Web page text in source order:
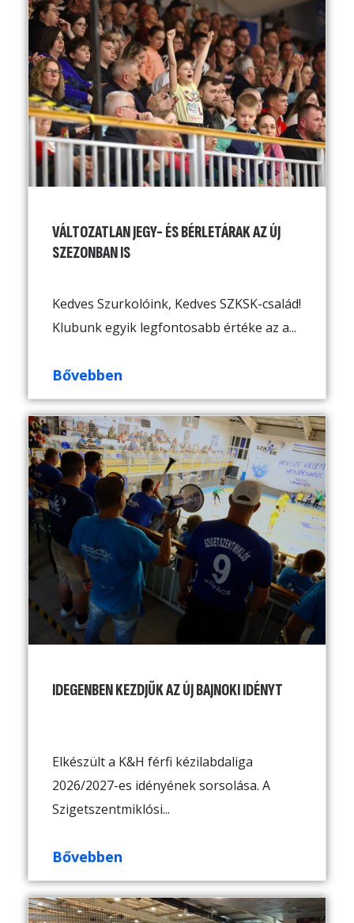
VÁLTOZATLAN JEGY- ÉS BÉRLETÁRAK AZ ÚJ
SZEZONBAN IS
Kedves Szurkolóink, Kedves SZKSK-család!
Klubunk egyik legfontosabb értéke az a...
Bővebben
IDEGENBEN KEZDJÜK AZ ÚJ BAJNOKI IDÉNYT
Elkészült a K&H férfi kézilabdaliga
2026/2027-es idényének sorsolása. A
Szigetszentmiklósi...
Bővebben